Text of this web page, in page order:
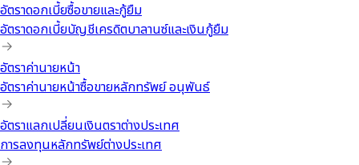
อัตราดอกเบี้ยซื้อขายและกู้ยืม
อัตราดอกเบี้ยบัญชีเครดิตบาลานซ์และเงินกู้ยืม
อัตราค่านายหน้า
อัตราค่านายหน้าซื้อขายหลักทรัพย์ อนุพันธ์
อัตราแลกเปลี่ยนเงินตราต่างประเทศ
การลงทุนหลักทรัพย์ต่างประเทศ